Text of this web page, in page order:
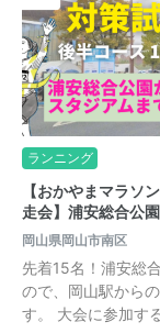
ランニング
【おかやまマラソ
走会】浦安総合公
岡山県岡山市南区
先着15名！浦安総
ので、岡山駅から
す。 大会に参加す